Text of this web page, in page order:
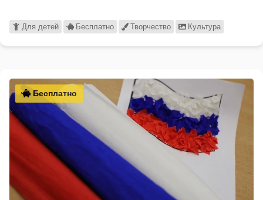
Для детей Бесплатно Творчество Культура
Бесплатно